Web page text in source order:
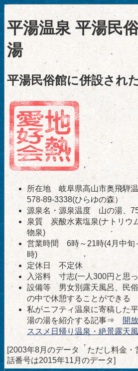
平湯温泉 平湯民
湯
平湯民俗館に併設され
所在地 岐阜県高山市奥飛騨
578-89-3338(ひらゆの森）
源泉名・源泉温度 山の湯、
泉質 炭酸水素塩泉(ナトリウ
物泉)
営業時間 6時～21時(4月中旬
時)
定休日 不定休
入浴料 寸志(一人300円と思
設備等 男女別露天風呂、民
の中で休憩することができる
私がニフティ温泉に寄稿した
湯の湯を紹介する記事⇒開
ススメ日帰り温泉・絶景露天
[2003年8月のデータ ただし料金・
話番号は2015年11月のデータ]